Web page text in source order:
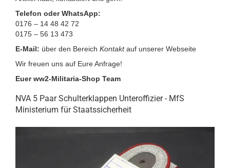
Telefon oder WhatsApp:
0176 – 14 48 42 72
0175 – 56 13 473
E-Mail: über den Bereich Kontakt auf unserer Webseite
Wir freuen uns auf Eure Anfrage!
Euer ww2-Militaria-Shop Team
NVA 5 Paar Schulterklappen Unteroffizier - MfS
Ministerium für Staatssicherheit